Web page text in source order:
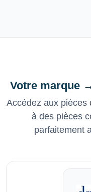
Votre marque
Accédez aux pièces
à des pièces
parfaitement